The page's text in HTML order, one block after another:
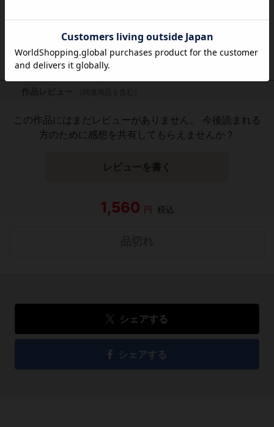
この作品にはまだレビューがありません。 今後読まれる
方のために感想を共有してもらえませんか？
レビューを書く
1,560 円 税込
シェアする
シェアする